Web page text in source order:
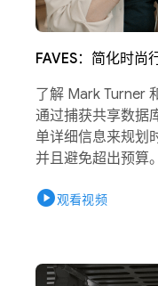
FAVES：简化时尚
了解 Mark Turner
通过捕获共享数据
单详细信息来规划
并且避免超出预算。
play_circle观看视频